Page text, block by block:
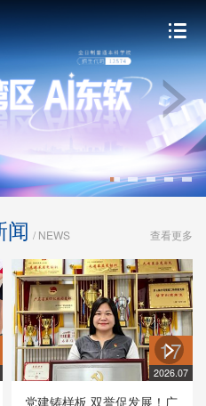
模式
模式
查看更多
闻 / NEWS
17
2026.07
党建铸样板 双誉促发展！广